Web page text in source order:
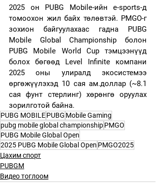
2025 он PUBG Mobile-ийн e-sports-д
томоохон жил байх төлөвтэй. PMGO-г
зохион байгуулахаас гадна PUBG
Mobile Global Championship болон
PUBG Mobile World Cup тэмцээнүүд
болох бөгөөд Level Infinite компани
2025 оны улиралд экосистемээ
өргөжүүлэхэд 10 сая ам.доллар (~8.1
сая фунт стерлинг) хөрөнгө оруулах
зорилготой байна.
PUBG MOBILEPUBG Mobile Gaming
pubg mobile global championshipPMGO
PUBG Mobile Global Open
2025 PUBG Mobile Global Open PMGO2025
Цахим спорт
PUBGM
Видео тоглоом